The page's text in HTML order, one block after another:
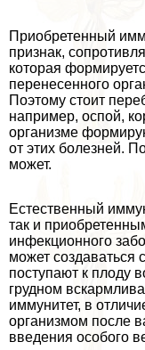
Приобретенный
признак,
которая
перенесенного
Поэтому стоит
например, оспой,
организме
от этих болезней.
может.
Естественный
так и
инфекционного
может создаваться
поступают к плоду
грудном
иммунитет, в
организмом после
введения особого